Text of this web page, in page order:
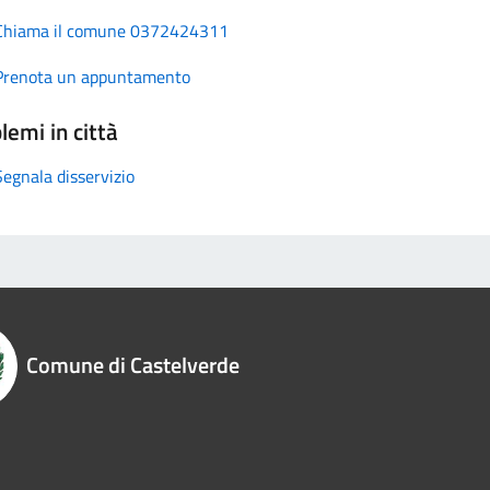
il comune 0372424311
un appuntamento
in città
disservizio
Comune di Castelverde